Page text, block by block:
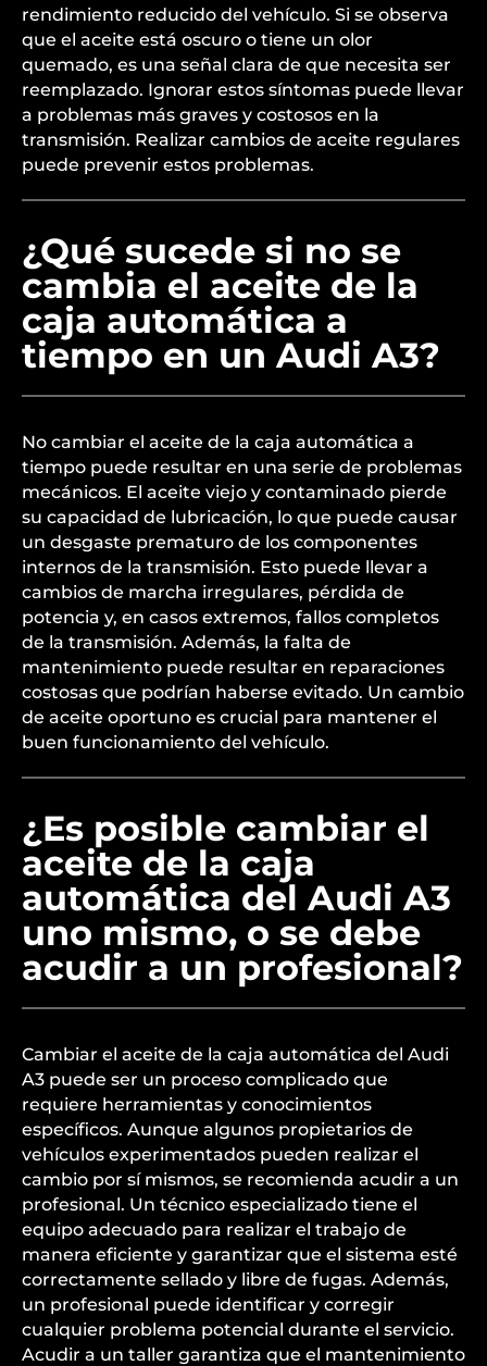
rendimiento reducido del vehículo. Si se observa
que el aceite está oscuro o tiene un olor
quemado, es una señal clara de que necesita ser
reemplazado. Ignorar estos síntomas puede llevar
a problemas más graves y costosos en la
transmisión. Realizar cambios de aceite regulares
puede prevenir estos problemas.
¿Qué sucede si no se
cambia el aceite de la
caja automática a
tiempo en un Audi A3?
No cambiar el aceite de la caja automática a
tiempo puede resultar en una serie de problemas
mecánicos. El aceite viejo y contaminado pierde
su capacidad de lubricación, lo que puede causar
un desgaste prematuro de los componentes
internos de la transmisión. Esto puede llevar a
cambios de marcha irregulares, pérdida de
potencia y, en casos extremos, fallos completos
de la transmisión. Además, la falta de
mantenimiento puede resultar en reparaciones
costosas que podrían haberse evitado. Un cambio
de aceite oportuno es crucial para mantener el
buen funcionamiento del vehículo.
¿Es posible cambiar el
aceite de la caja
automática del Audi A3
uno mismo, o se debe
acudir a un profesional?
Cambiar el aceite de la caja automática del Audi
A3 puede ser un proceso complicado que
requiere herramientas y conocimientos
específicos. Aunque algunos propietarios de
vehículos experimentados pueden realizar el
cambio por sí mismos, se recomienda acudir a un
profesional. Un técnico especializado tiene el
equipo adecuado para realizar el trabajo de
manera eficiente y garantizar que el sistema esté
correctamente sellado y libre de fugas. Además,
un profesional puede identificar y corregir
cualquier problema potencial durante el servicio.
Acudir a un taller garantiza que el mantenimiento